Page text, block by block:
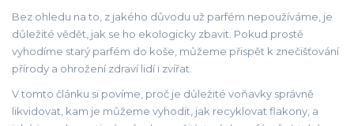
Bez ohledu na to, z jakého důvodu už parfém nepoužíváme, je
důležité vědět, jak se ho ekologicky zbavit. Pokud prostě
vyhodíme starý parfém do koše, můžeme přispět k znečišťování
přírody a ohrožení zdraví lidí i zvířat.
V tomto článku si povíme, proč je důležité voňavky správně
likvidovat, kam je můžeme vyhodit, jak recyklovat flakony, a